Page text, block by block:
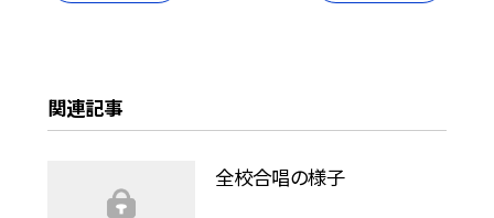
関連記事
全校合唱の様子